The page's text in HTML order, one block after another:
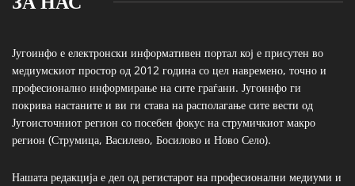
Југоинфо е електронски информативен портал кој е присутен во
медиумскиот простор од 2012 година со цел навремено, точно и
професионално информирање на сите граѓани. Југоинфо ги
покрива настаните и ви ги става на располагање сите вести од
Југоисточниот регион со посебен фокус на струмичкиот макро
регион (Струмица, Василево, Босилово и Ново Село).
Нашата редакција е дел од регистарот на професионални медиуми и